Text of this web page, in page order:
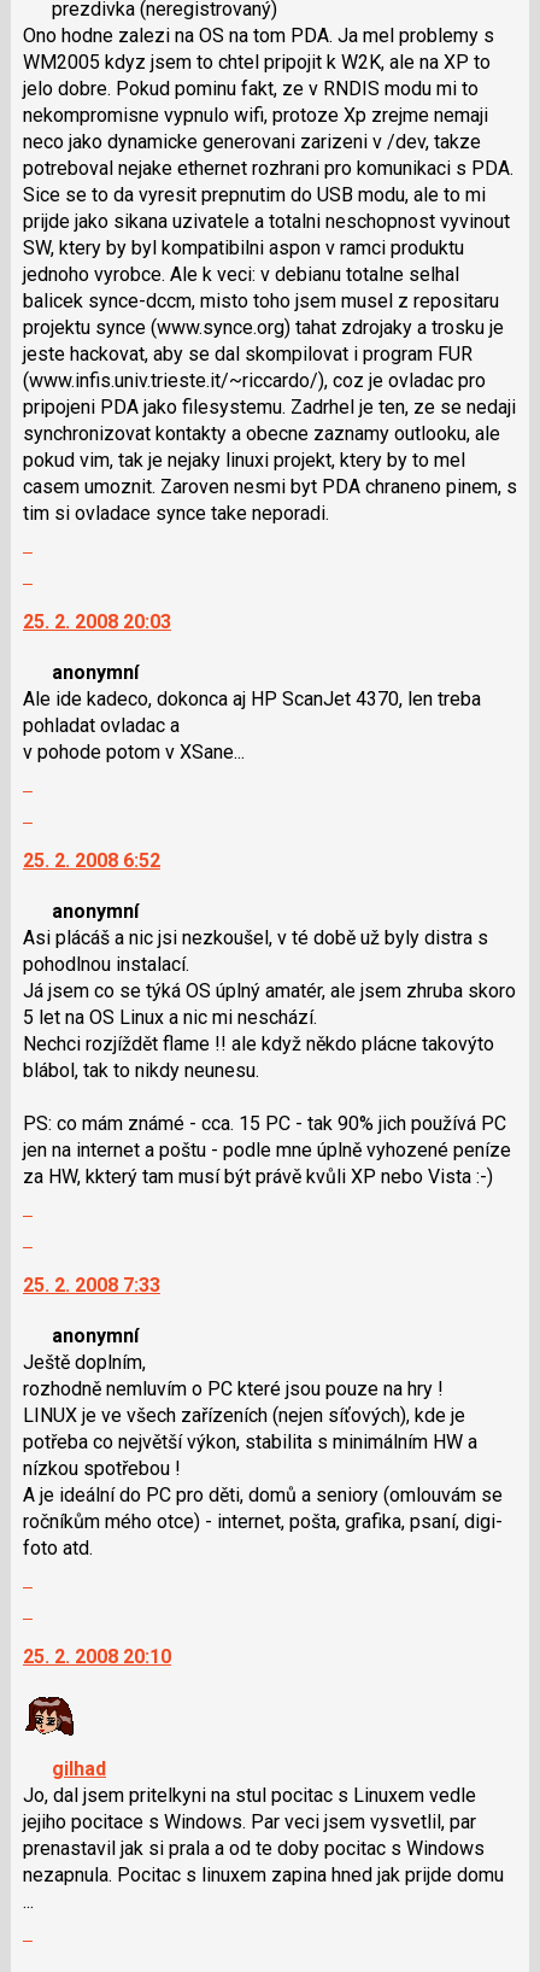
názor.
K
navigaci
lze
použít
i
klávesy
N
pro
následující
a
P
pro
předchozí
nový
názor
prezdivka (neregistrovaný)
Ono hodne zalezi na OS na tom PDA. Ja mel problemy s
WM2005 kdyz jsem to chtel pripojit k W2K, ale na XP to
jelo dobre. Pokud pominu fakt, ze v RNDIS modu mi to
nekompromisne vypnulo wifi, protoze Xp zrejme nemaji
neco jako dynamicke generovani zarizeni v /dev, takze
potreboval nejake ethernet rozhrani pro komunikaci s PDA.
Sice se to da vyresit prepnutim do USB modu, ale to mi
prijde jako sikana uzivatele a totalni neschopnost vyvinout
SW, ktery by byl kompatibilni aspon v ramci produktu
jednoho vyrobce. Ale k veci: v debianu totalne selhal
balicek synce-dccm, misto toho jsem musel z repositaru
projektu synce (www.synce.org) tahat zdrojaky a trosku je
jeste hackovat, aby se dal skompilovat i program FUR
(www.infis.univ.trieste.it/~riccardo/), coz je ovladac pro
pripojeni PDA jako filesystemu. Zadrhel je ten, ze se nedaji
synchronizovat kontakty a obecne zaznamy outlooku, ale
pokud vim, tak je nejaky linuxi projekt, ktery by to mel
casem umoznit. Zaroven nesmi byt PDA chraneno pinem, s
tim si ovladace synce take neporadi.
další
názor.
K
navigaci
lze
N
následující
a
P
pro
předchozí
nový
názor
25. 2. 2008 20:03
anonymní
Ale ide kadeco, dokonca aj HP ScanJet 4370, len treba
pohladat ovladac a
v pohode potom v XSane...
další
názor.
K
navigaci
lze
použít
i
klávesy
pro
následující
a
nový
25. 2. 2008 6:52
anonymní
Asi plácáš a nic jsi nezkoušel, v té době už byly distra s
pohodlnou instalací.
Já jsem co se týká OS úplný amatér, ale jsem zhruba skoro
5 let na OS Linux a nic mi neschází.
Nechci rozjíždět flame !! ale když někdo plácne takovýto
blábol, tak to nikdy neunesu.
PS: co mám známé - cca. 15 PC - tak 90% jich používá PC
jen na internet a poštu - podle mne úplně vyhozené peníze
za HW, kkterý tam musí být právě kvůli XP nebo Vista :-)
další
názor.
K
navigaci
lze
použít
i
klávesy
N
pro
pro
nový
názor
25. 2. 2008 7:33
anonymní
Ještě doplním,
rozhodně nemluvím o PC které jsou pouze na hry !
LINUX je ve všech zařízeních (nejen síťových), kde je
potřeba co největší výkon, stabilita s minimálním HW a
nízkou spotřebou !
A je ideální do PC pro děti, domů a seniory (omlouvám se
ročníkům mého otce) - internet, pošta, grafika, psaní, digi-
foto atd.
další
názor.
K
navigaci
lze
použít
i
klávesy
25. 2. 2008 20:10
gilhad
Jo, dal jsem pritelkyni na stul pocitac s Linuxem vedle
jejiho pocitace s Windows. Par veci jsem vysvetlil, par
prenastavil jak si prala a od te doby pocitac s Windows
nezapnula. Pocitac s linuxem zapina hned jak prijde domu
...